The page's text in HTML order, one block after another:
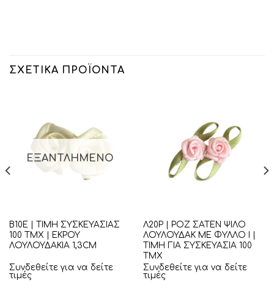
ΣΧΕΤΙΚΆ ΠΡΟΪΌΝΤΑ
ΕΞΑΝΤΛΗΜΈΝΟ
Β10Ε | ΤΙΜΗ ΣΥΣΚΕΥΑΣΙΑΣ
100 ΤΜΧ | ΕΚΡΟΥ
ΛΟΥΛΟΥΔΑΚΙΑ 1,3CM
Συνδεθείτε για να δείτε
τιμές
Λ20Ρ | ΡΟΖ ΣΑΤΕΝ ΨΙΛΟ
ΛΟΥΛΟΥΔΑΚ ΜΕ ΦΥΛΛΟ Ι |
ΤΙΜΗ ΓΙΑ ΣΥΣΚΕΥΑΣΙΑ 100
ΤΜΧ
Συνδεθείτε για να δείτε
τιμές